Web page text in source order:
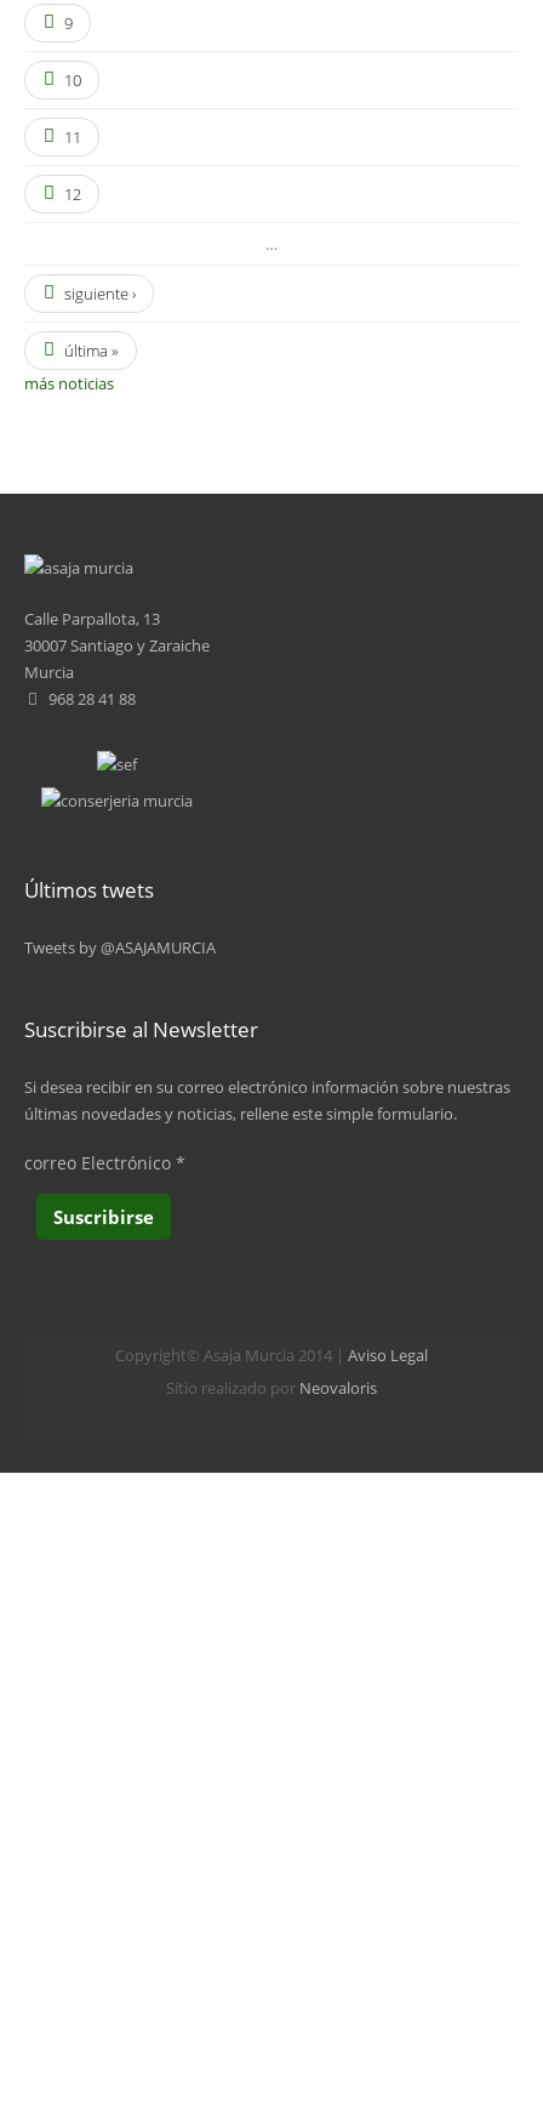
9
10
11
12
…
siguiente ›
última »
más noticias
Calle Parpallota, 13
30007 Santiago y Zaraiche
Murcia
968 28 41 88
Últimos twets
Tweets by @ASAJAMURCIA
Suscribirse al Newsletter
Si desea recibir en su correo electrónico información sobre nuestras
últimas novedades y noticias, rellene este simple formulario.
correo Electrónico *
Copyright© Asaja Murcia 2014 | Aviso Legal
Sitio realizado por Neovaloris